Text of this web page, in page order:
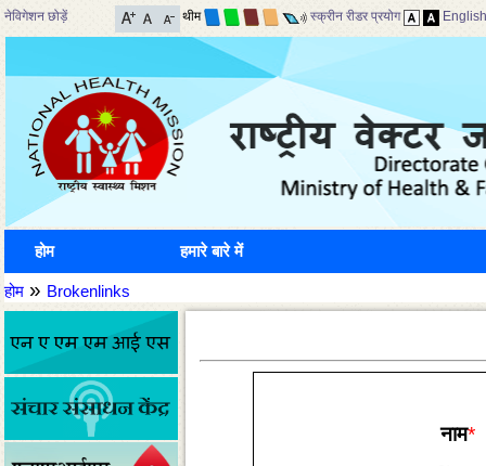
नेविगेशन छोड़ें थीम स्क्रीन रीडर प्रयोग English
होम हमारे बारे में
होम » Brokenlinks
नाम*